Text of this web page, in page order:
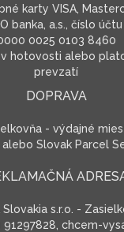
karty VISA,
banka, a.s., číslo účtu
0025 0103 8460
hotovosti alebo
prevzatí
DOPRAVA
- výdajné
alebo Slovak Parcel
Slovakia s.r.o. -
91297828, chcem-